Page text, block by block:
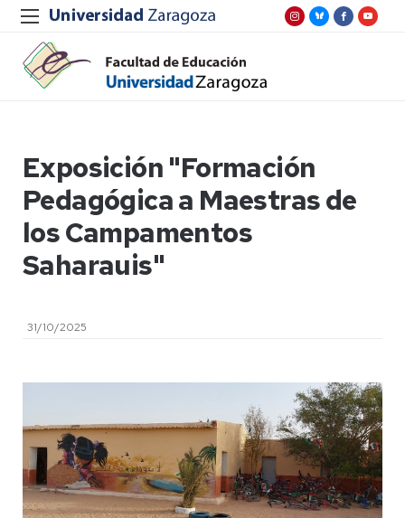
Exposición "Formación
Pedagógica a Maestras de
los Campamentos
Saharauis"
31/10/2025